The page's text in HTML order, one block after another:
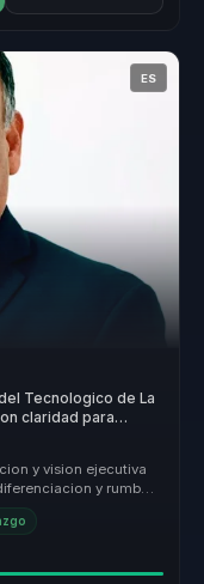
ES
Tecnologico de La
claridad para
y vision ejecutiva
y rumbo,